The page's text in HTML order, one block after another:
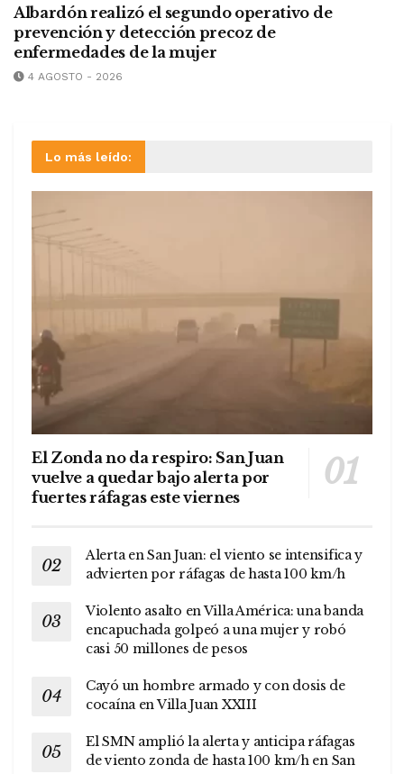
Albardón realizó el segundo operativo de
prevención y detección precoz de
enfermedades de la mujer
4 AGOSTO - 2026
Lo más leído:
El Zonda no da respiro: San Juan
vuelve a quedar bajo alerta por
fuertes ráfagas este viernes
Alerta en San Juan: el viento se intensifica y
advierten por ráfagas de hasta 100 km/h
Violento asalto en Villa América: una banda
encapuchada golpeó a una mujer y robó
casi 50 millones de pesos
Cayó un hombre armado y con dosis de
cocaína en Villa Juan XXIII
El SMN amplió la alerta y anticipa ráfagas
de viento zonda de hasta 100 km/h en San